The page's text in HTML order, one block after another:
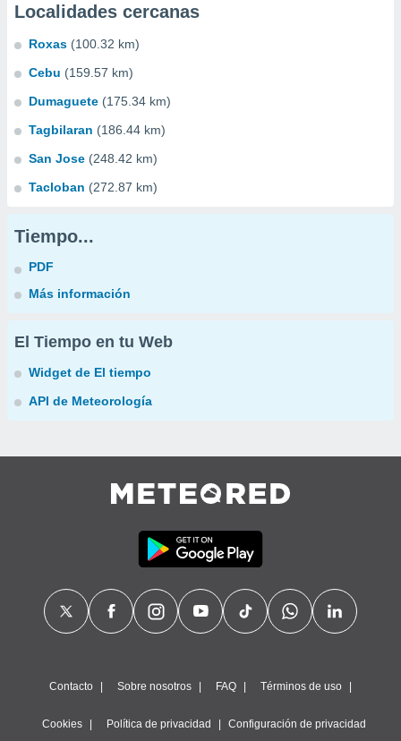
Localidades cercanas
Roxas (100.32 km)
Cebu (159.57 km)
Dumaguete (175.34 km)
Tagbilaran (186.44 km)
San Jose (248.42 km)
Tacloban (272.87 km)
Tiempo...
PDF
Más información
El Tiempo en tu Web
Widget de El tiempo
API de Meteorología
Contacto Sobre nosotros FAQ Términos de uso
Cookies Política de privacidad Configuración de privacidad